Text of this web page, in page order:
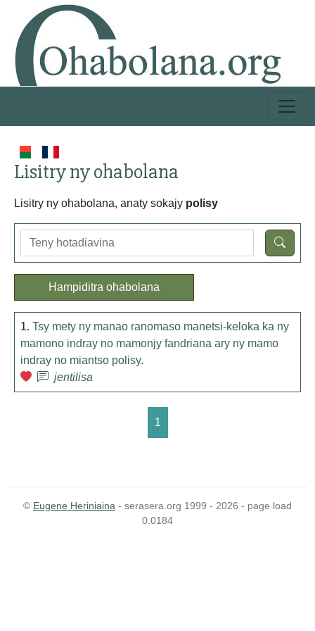
Lisitry ny ohabolana
Lisitry ny ohabolana, anaty sokajy polisy
Hampiditra ohabolana
1. Tsy mety ny manao ranomaso manetsi-keloka ka ny
mamono indray no mamonjy fandriana ary ny mamo
indray no miantso polisy.
jentilisa
1
© Eugene Heriniaina - serasera.org 1999 - 2026 - page load
0.0184